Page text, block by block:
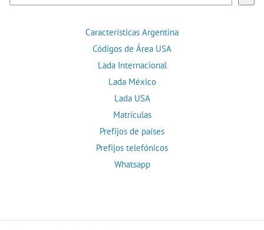
Características Argentina
Códigos de Área USA
Lada Internacional
Lada México
Lada USA
Matrículas
Prefijos de países
Prefijos telefónicos
Whatsapp